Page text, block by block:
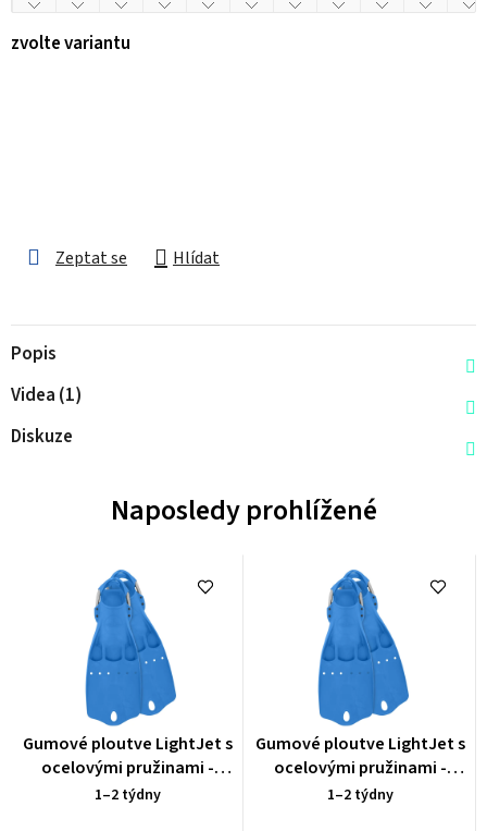
zvolte variantu
Zeptat se Hlídat
Popis
Videa (1)
Diskuze
Naposledy prohlížené
Průměrné
hodnocení
produktu
Gumové ploutve LightJet s
ocelovými pružinami -
světle modré na cestování
1–2 týdny
Průměrné
hodnocení
produktu
Gumové ploutve LightJet s
ocelovými pružinami -
světle modré na cestování
1–2 týdny